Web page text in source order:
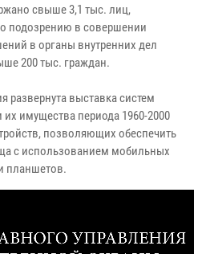
свыше 3,1 тыс. лиц,
подозрению в совершении
в органы внутренних дел
200 тыс. граждан.
развернута выставка систем
имущества периода 1960-2000
позволяющих обеспечить
с использованием мобильных
планшетов.